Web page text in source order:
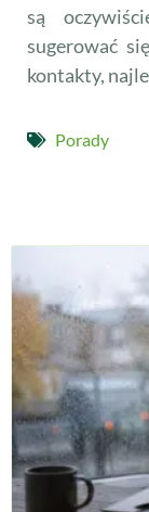
są
sugerować
kontakty,
Porady